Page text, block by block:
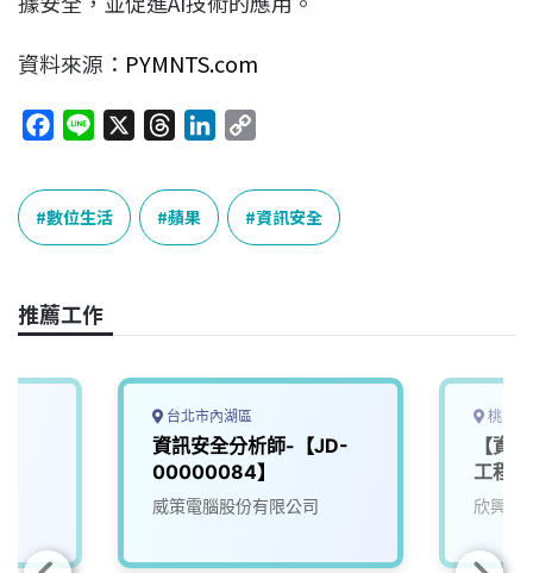
資料來源： PYMNTS.com
c
e
b
o
k
n
e
r
e
a
k
n
p
y
L
k
數位生活 蘋果 資訊安全
推薦工作
台北市內湖區
資訊安全分析師-【JD-
00000084】
威策電腦股份有限公司
桃園
【資
工程
欣興電